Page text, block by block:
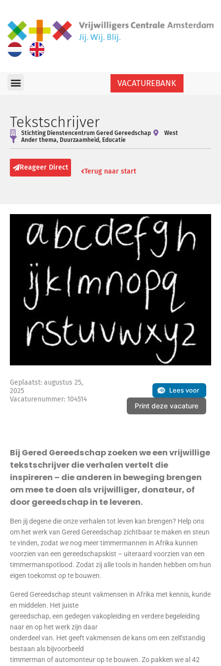
VACATUREBANK
Tekstschrijver
Stichting Dienstencentrum Gered Gereedschap
West
Ander thema, Duurzaamheid, Educatie
Reageer Direct Terug naar start
Geplaatst: augustus 25,
2025
Vacaturenummer: 104514
Print deze vacature
Lees voor
Bij Gered Gereedschap zoeken we een vrijwillige
tekstschrijver die verhalen vertelt die
inspireren – die anderen in beweging brengen
om mee te doen als vrijwilliger, donateur, of
door gereedschap in te leveren.
Ben jij degene die onze verhalen tot leven kan brengen? Help ons
om het werk van Gered Gereedschap zichtbaar te maken en steun
te vinden, zodat we nog meer timmermannen in Afrika kunnen
voorzien van een gereedschapskist – uiteraard voorzien van een
timmermanspotlood. Zodat zij alle tools in handen hebben om hun
eigen toekomst op te bouwen.
Gered Gereedschap steunt vakmensen in Afrika met kennis, kunde
en middelen. Het juiste
gereedschap, een gedegen vakopleiding en verdere begeleiding
naar en op het werk zijn daar
onderdeel van. Het geeft vakmensen de kans om een zelfstandig
bestaan als bijvoorbeeld
timmerman of automonteur op te bouwen. Zo pakken we al 42